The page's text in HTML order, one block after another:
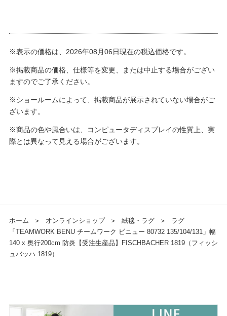
※表示の価格は、2026年08月06日現在の税込価格です。
※掲載商品の価格、仕様等を変更、または中止する場合がござい
ますのでご了承ください。
※ショールームによって、掲載商品が展示されていない場合がご
ざいます。
※商品の色や風合いは、コンピュータディスプレイの性質上、実
際とは異なって見える場合がございます。
ホーム ＞ オンラインショップ ＞ 絨毯・ラグ ＞
ラグ
「TEAMWORK BENU チームワーク ビニュー 80732 135/104/131」幅
140 x 奥行200cm 防炎【受注生産品】FISCHBACHER 1819（フィッシ
ュバッハ 1819）